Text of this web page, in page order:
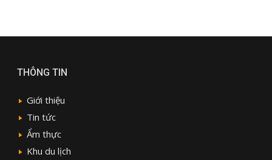
THÔNG TIN
Giới thiệu
Tin tức
Ẩm thực
Khu du lịch